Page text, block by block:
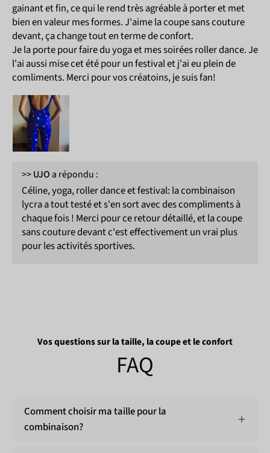
gainant et fin, ce qui le rend très agréable à porter et met
bien en valeur mes formes. J'aime la coupe sans couture
devant, ça change tout en terme de confort.
Je la porte pour faire du yoga et mes soirées roller dance. Je
l'ai aussi mise cet été pour un festival et j'ai eu plein de
comliments. Merci pour vos créatoins, je suis fan!
>>UJO a répondu :
Céline, yoga, roller dance et festival: la combinaison
lycra a tout testé et s'en sort avec des compliments à
chaque fois ! Merci pour ce retour détaillé, et la coupe
sans couture devant c'est effectivement un vrai plus
pour les activités sportives.
Vos questions sur la taille, la coupe et le confort
FAQ
Comment choisir ma taille pour la
combinaison?